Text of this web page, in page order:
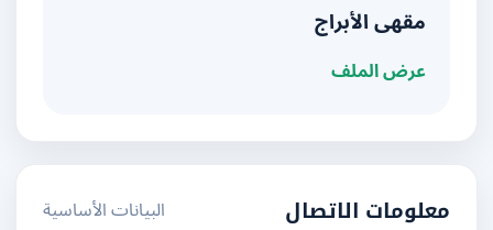
مقهى الأبراج
عرض الملف
معلومات الاتصال
البيانات الأساسية